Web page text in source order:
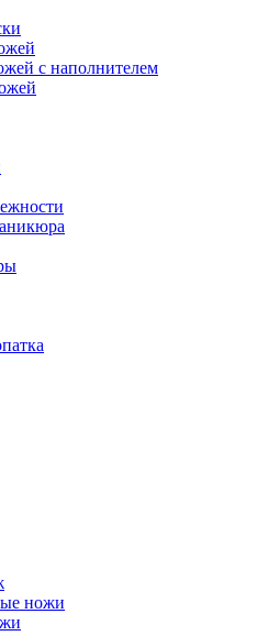
с наполнителем
ножи